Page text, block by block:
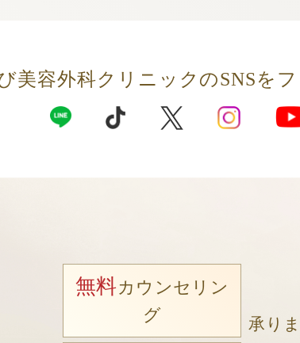
美容外科クリニックのSNSを
無料カウンセリン
グ
承り